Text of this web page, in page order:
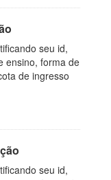
seu id,
ensino, forma de
de ingresso
seu id,